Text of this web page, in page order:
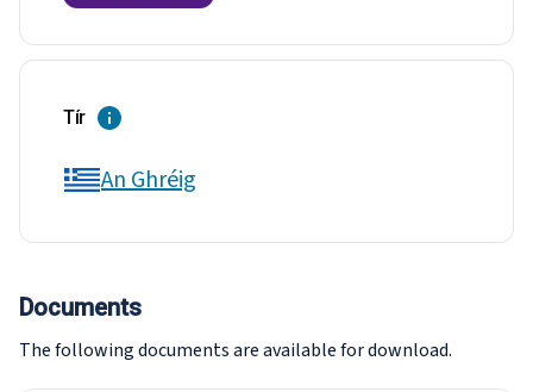
Tír
An Ghréig
Documents
The following documents are available for download.